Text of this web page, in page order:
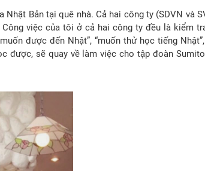
Bản tại quê nhà. Cả hai công ty (SDVN và
việc của tôi ở cả hai công ty đều là kiểm
được đến Nhật”, “muốn thử học tiếng
được, sẽ quay về làm việc cho tập đoàn